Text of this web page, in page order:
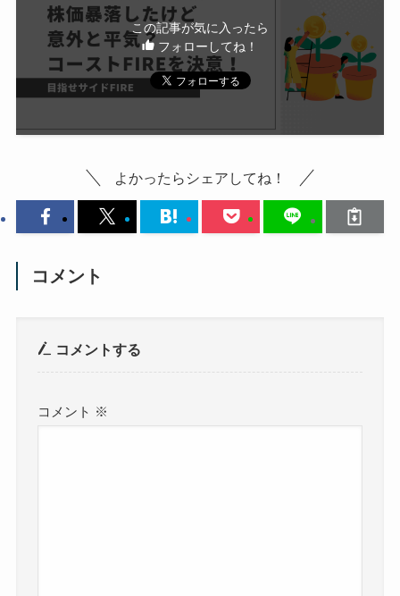
この記事が気に入ったら
フォローしてね！
よかったらシェアしてね！
コメント
コメントする
コメント ※